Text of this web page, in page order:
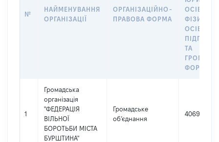
№
НАЙМЕНУВАННЯ
ОРГАНІЗАЦІЇ
ОРГАНІЗАЦІЙНО-
ПРАВОВА ФОРМА
ОСІБ,
ОСІБ –
ТА
1
Громадська
організація
"ФЕДЕРАЦІЯ
ВІЛЬНОЇ
БОРОТЬБИ МІСТА
БУРШТИНА"
Громадське
об’єднання
40697667